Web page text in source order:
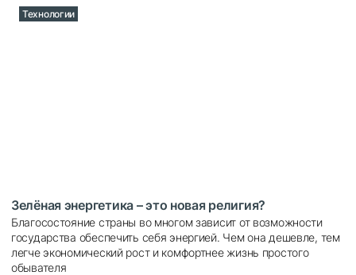
Технологии
Зелёная энергетика – это новая религия?
Благосостояние страны во многом зависит от возможности
государства обеспечить себя энергией. Чем она дешевле, тем
легче экономический рост и комфортнее жизнь простого
обывателя